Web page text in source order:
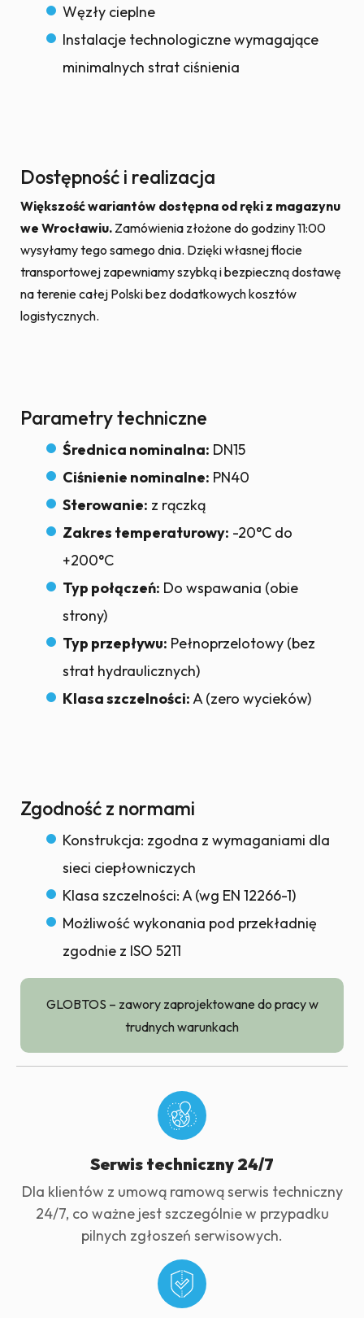
Węzły cieplne
Instalacje technologiczne wymagające
minimalnych strat ciśnienia
Dostępność i realizacja
Większość wariantów dostępna od ręki z magazynu
we Wrocławiu. Zamówienia złożone do godziny 11:00
wysyłamy tego samego dnia. Dzięki własnej flocie
transportowej zapewniamy szybką i bezpieczną dostawę
na terenie całej Polski bez dodatkowych kosztów
logistycznych.
Parametry techniczne
Średnica nominalna: DN15
Ciśnienie nominalne: PN40
Sterowanie: z rączką
Zakres temperaturowy: -20°C do
+200°C
Typ połączeń: Do wspawania (obie
strony)
Typ przepływu: Pełnoprzelotowy (bez
strat hydraulicznych)
Klasa szczelności:A (zero wycieków)
Zgodność z normami
Konstrukcja: zgodna z wymaganiami dla
sieci ciepłowniczych
Klasa szczelności: A (wg EN 12266-1)
Możliwość wykonania pod przekładnię
zgodnie z ISO 5211
GLOBTOS – zawory zaprojektowane do pracy w
trudnych warunkach
Serwis techniczny 24/7
Dla klientów z umową ramową serwis techniczny
24/7, co ważne jest szczególnie w przypadku
pilnych zgłoszeń serwisowych.